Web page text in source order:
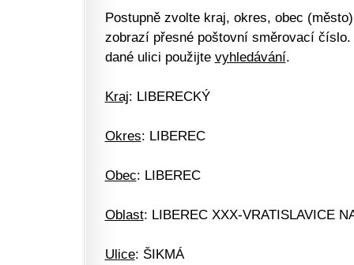
Postupně zvolte kraj, okres, obec
zobrazí přesné poštovní směrovací
dané ulici použijte vyhledávání.
Kraj: LIBERECKÝ
Okres: LIBEREC
Obec: LIBEREC
Oblast: LIBEREC XXX-VRATISLAVICE
Ulice: ŠIKMÁ